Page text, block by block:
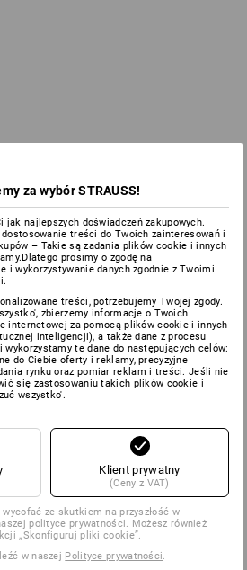
za wybór STRAUSS!
jak najlepszych doświadczeń zakupowych.
dostosowanie treści do Twoich zainteresowań i
– Takie są zadania plików cookie i innych
prosimy o zgodę na
i wykorzystywanie danych zgodnie z Twoimi
treści, potrzebujemy Twojej zgody.
zbierzemy informacje o Twoich
internetowej za pomocą plików cookie i innych
inteligencji), a także dane z procesu
wykorzystamy te dane do następujących celów:
do Ciebie oferty i reklamy, precyzyjne
rynku oraz pomiar reklam i treści. Jeśli nie
się zastosowaniu takich plików cookie i
wszystko'.
Klient prywatny
(Ceny z VAT)
ze skutkiem na przyszłość w
polityce prywatności. Możesz również
„Skonfiguruj pliki cookie”.
w naszej Polityce prywatności